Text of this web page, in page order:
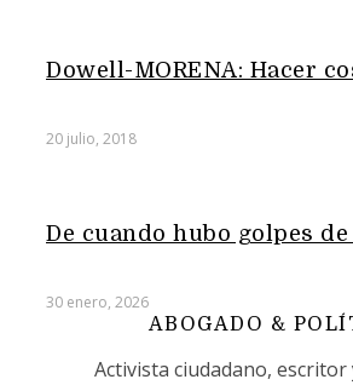
Dowell-MORENA: Hacer
20 julio, 2018
De cuando hubo golpes
30 enero, 2026
ABOGADO &
Activista ciudadano,